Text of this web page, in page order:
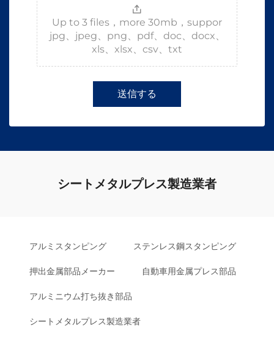
Up to 3 files，more 30mb，suppor
jpg、jpeg、png、pdf、doc、docx、
xls、xlsx、csv、txt
送信する
シートメタルプレス製造業者
アルミスタンピング ステンレス鋼スタンピング
押出金属部品メーカー 自動車用金属プレス部品
アルミニウム打ち抜き部品
シートメタルプレス製造業者